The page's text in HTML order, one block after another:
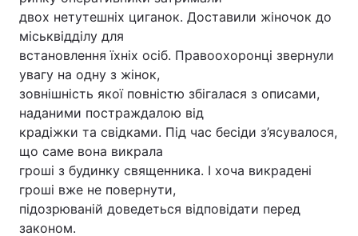
двох нетутешніх циганок. Доставили жіночок до
міськвідділу для
встановлення їхніх осіб. Правоохоронці звернули
увагу на одну з жінок,
зовнішність якої повністю збігалася з описами,
наданими постраждалою від
крадіжки та свідками. Під час бесіди з’ясувалося,
що саме вона викрала
гроші з будинку священника. І хоча викрадені
гроші вже не повернути,
підозрюваній доведеться відповідати перед
законом.